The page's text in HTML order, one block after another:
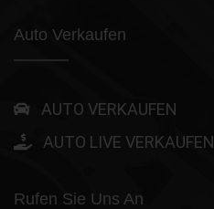
Auto Verkaufen
AUTO VERKAUFEN
AUTO LIVE VERKAUFEN
Rufen Sie Uns An